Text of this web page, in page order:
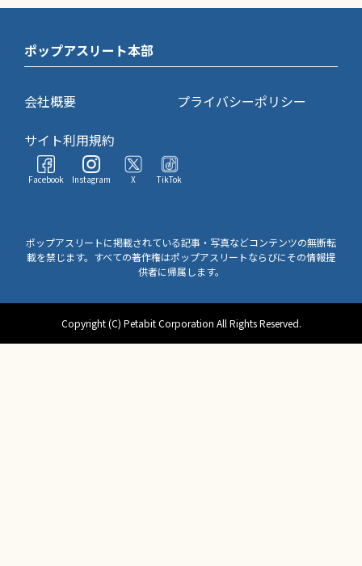
ポップアスリート本部
会社概要
プライバシーポリシー
サイト利用規約
Facebook Instagram X TikTok
ポップアスリートに掲載されている記事・写真などコンテンツの無断転
載を禁じます。すべての著作権はポップアスリートならびにその情報提
供者に帰属します。
Copyright (C) Petabit Corporation All Rights Reserved.